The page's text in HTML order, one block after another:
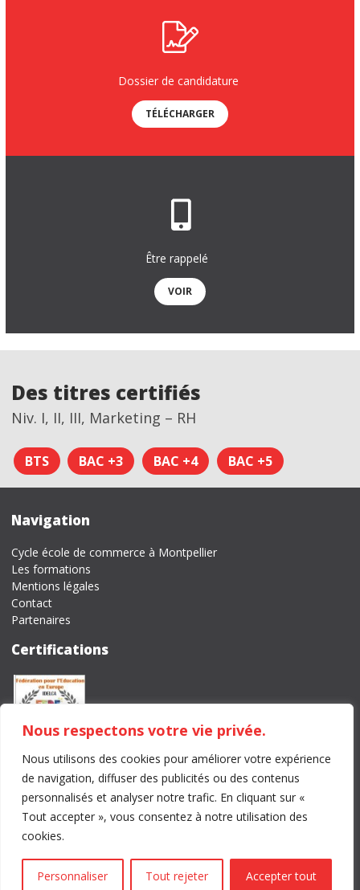
Nous respectons votre vie privée.
Nous utilisons des cookies pour améliorer votre expérience
de navigation, diffuser des publicités ou des contenus
personnalisés et analyser notre trafic. En cliquant sur «
Tout accepter », vous consentez à notre utilisation des
cookies.
Personnaliser Tout rejeter Accepter tout
Dossier de candidature
TÉLÉCHARGER
Être rappelé
VOIR
Des titres certifiés
Niv. I, II, III, Marketing – RH
BTS BAC +3 BAC +4 BAC +5
Navigation
Cycle école de commerce à Montpellier
Les formations
Mentions légales
Contact
Partenaires
Certifications
Tél. 04 67 59 49 90 –Email. montpellier@idelca.fr
Enseignement technique privé, centre de formation, CFA
Facebook
YouTube
Twitter
Instagram
LinkedIn
Idelca – Ecole de Commerce Montpellier © 2026